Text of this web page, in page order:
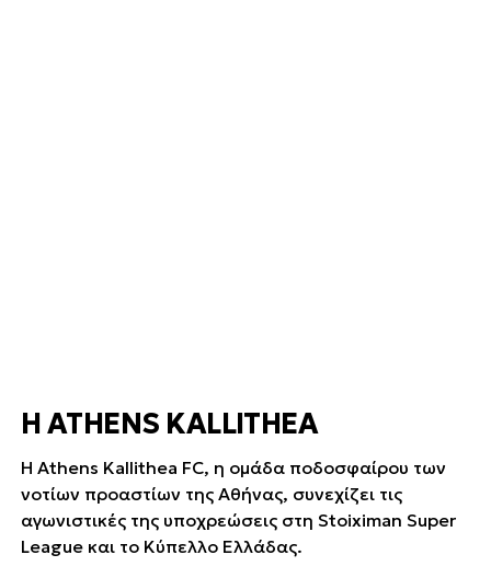
Η ATHENS KALLITHEA
Η Athens Kallithea FC, η ομάδα ποδοσφαίρου των
νοτίων προαστίων της Αθήνας, συνεχίζει τις
αγωνιστικές της υποχρεώσεις στη Stoiximan Super
League και το Κύπελλο Ελλάδας.